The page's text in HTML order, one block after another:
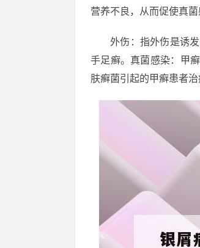
营养不良，从而促使真菌
外伤：指外伤是诱
手足癣。真菌感染：甲
肤癣菌引起的甲癣患者治